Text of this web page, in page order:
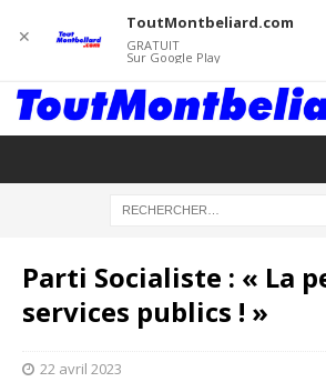
Parti Socialiste : « La
services publics ! »
22 avril 2023
✕
ToutMontbeliard.com
GRATUIT
Sur Google Play